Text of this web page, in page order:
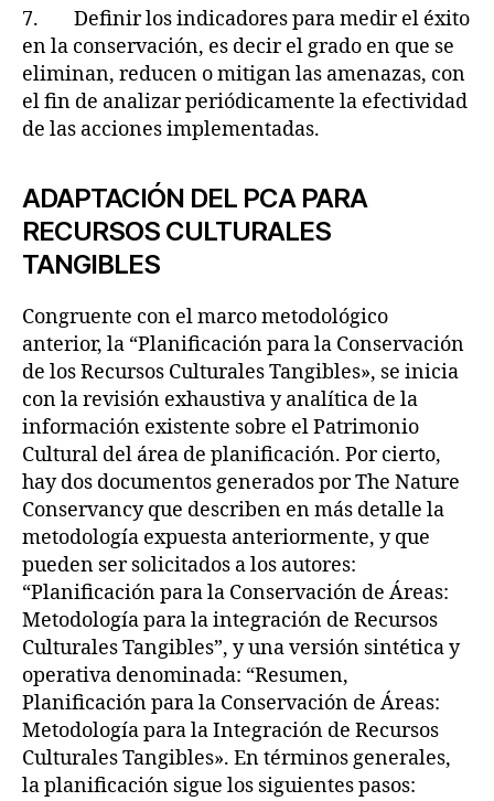
7. Definir los indicadores para medir el éxito
en la conservación, es decir el grado en que se
eliminan, reducen o mitigan las amenazas, con
el fin de analizar periódicamente la efectividad
de las acciones implementadas.
ADAPTACIÓN DEL PCA PARA
RECURSOS CULTURALES
TANGIBLES
Congruente con el marco metodológico
anterior, la “Planificación para la Conservación
de los Recursos Culturales Tangibles», se inicia
con la revisión exhaustiva y analítica de la
información existente sobre el Patrimonio
Cultural del área de planificación. Por cierto,
hay dos documentos generados por The Nature
Conservancy que describen en más detalle la
metodología expuesta anteriormente, y que
pueden ser solicitados a los autores:
“Planificación para la Conservación de Áreas:
Metodología para la integración de Recursos
Culturales Tangibles”, y una versión sintética y
operativa denominada: “Resumen,
Planificación para la Conservación de Áreas:
Metodología para la Integración de Recursos
Culturales Tangibles». En términos generales,
la planificación sigue los siguientes pasos: